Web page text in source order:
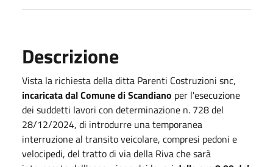
Descrizione
Vista la richiesta della ditta Parenti Costruzioni snc,
incaricata dal Comune di Scandiano per l'esecuzione
dei suddetti lavori con determinazione n. 728 del
28/12/2024, di introdurre una temporanea
interruzione al transito veicolare, compresi pedoni e
velocipedi, del tratto di via della Riva che sarà